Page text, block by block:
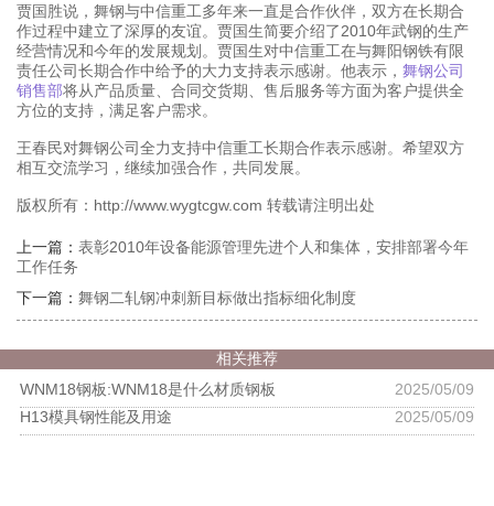
贾国胜说，舞钢与中信重工多年来一直是合作伙伴，双方在长期合
作过程中建立了深厚的友谊。贾国生简要介绍了2010年武钢的生产
经营情况和今年的发展规划。贾国生对中信重工在与舞阳钢铁有限
责任公司长期合作中给予的大力支持表示感谢。他表示， 舞钢公司
销售部将从产品质量、合同交货期、售后服务等方面为客户提供全
方位的支持，满足客户需求。
王春民对舞钢公司全力支持中信重工长期合作表示感谢。希望双方
相互交流学习，继续加强合作，共同发展。
版权所有：http://www.wygtcgw.com 转载请注明出处
上一篇： 表彰2010年设备能源管理先进个人和集体，安排部署今年
工作任务
下一篇： 舞钢二轧钢冲刺新目标做出指标细化制度
相关推荐
WNM18钢板:WNM18是什么材质钢板
2025/05/09
H13模具钢性能及用途
2025/05/09